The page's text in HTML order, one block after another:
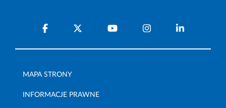
MAPA STRONY
INFORMACJE PRAWNE